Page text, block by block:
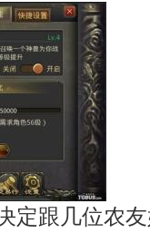
跟几位农